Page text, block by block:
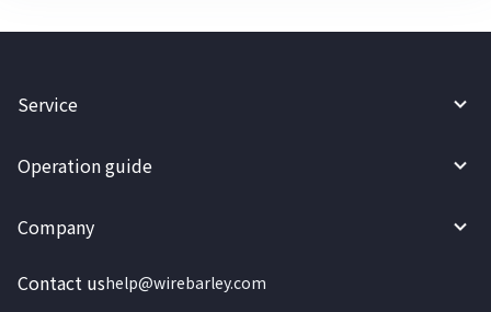
Service
Operation guide
Company
Contact ushelp@wirebarley.com